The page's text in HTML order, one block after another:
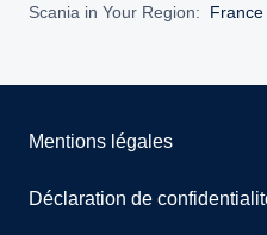
Scania in Your Region: France
Mentions légales
Déclaration de